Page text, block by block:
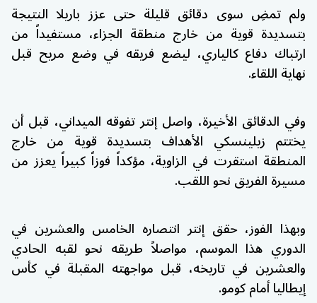
ولم تمضِ سوى دقائق قليلة حتى عزز باريلا النتيجة
بتسديدة قوية من خارج منطقة الجزاء، مستفيداً من
ارتباك دفاع كالياري، ليضع فريقه في وضع مريح قبل
نهاية اللقاء.
وفي الدقائق الأخيرة، واصل إنتر تفوقه الميداني، قبل أن
يختتم زيلينسكي الأهداف بتسديدة قوية من خارج
المنطقة استقرت في الزاوية، مؤكداً فوزاً كبيراً يعزز من
مسيرة الفريق نحو اللقب.
وبهذا الفوز، حقق إنتر انتصاره الخامس والعشرين في
الدوري هذا الموسم، مواصلاً طريقه نحو لقبه الحادي
والعشرين في تاريخه، قبل مواجهته المقبلة في كأس
إيطاليا أمام كومو.